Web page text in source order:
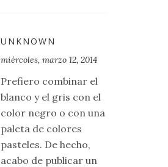
UNKNOWN
miércoles, marzo 12, 2014
Prefiero combinar el
blanco y el gris con el
color negro o con una
paleta de colores
pasteles. De hecho,
acabo de publicar un